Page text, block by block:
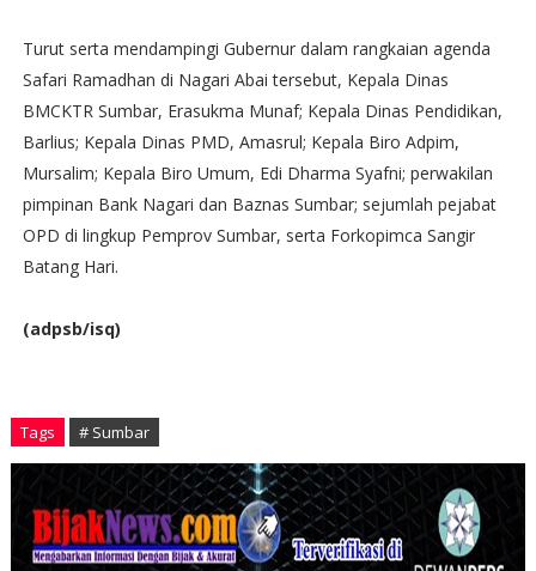
Turut serta mendampingi Gubernur dalam rangkaian agenda
Safari Ramadhan di Nagari Abai tersebut, Kepala Dinas
BMCKTR Sumbar, Erasukma Munaf; Kepala Dinas Pendidikan,
Barlius; Kepala Dinas PMD, Amasrul; Kepala Biro Adpim,
Mursalim; Kepala Biro Umum, Edi Dharma Syafni; perwakilan
pimpinan Bank Nagari dan Baznas Sumbar; sejumlah pejabat
OPD di lingkup Pemprov Sumbar, serta Forkopimca Sangir
Batang Hari.
(adpsb/isq)
Tags # Sumbar